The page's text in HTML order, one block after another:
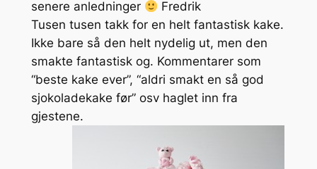
senere anledninger
Fredrik
Tusen tusen takk for en helt fantastisk kake.
Ikke bare så den helt nydelig ut, men den
smakte fantastisk og. Kommentarer som
“beste kake ever”, “aldri smakt en så god
sjokoladekake før” osv haglet inn fra
gjestene.